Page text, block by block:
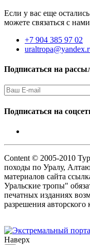
Если у вас еще
можете связаться с
+7 904 385 97 02
Подписаться на
Подписаться на
Content © 2005-2010
походы по Уралу,
материалов сайта
Уральские тропы"
печатных изданиях
разрешения авторского
Наверх